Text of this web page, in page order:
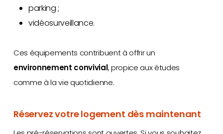
parking ;
vidéosurveillance.
Ces équipements contribuent à offrir un
environnement convivial, propice aux études
comme à la vie quotidienne.
Réservez votre logement dès maintenant